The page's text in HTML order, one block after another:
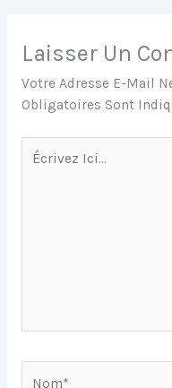
O
K
P
P
Laisser Un
Votre Adresse E-Mail
Obligatoires Sont
Écrivez
Ici…